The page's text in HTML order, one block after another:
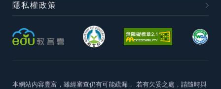
隱私權政策
本網站內容豐富，雖經審查仍有可能疏漏， 若有欠妥之處，請隨時與